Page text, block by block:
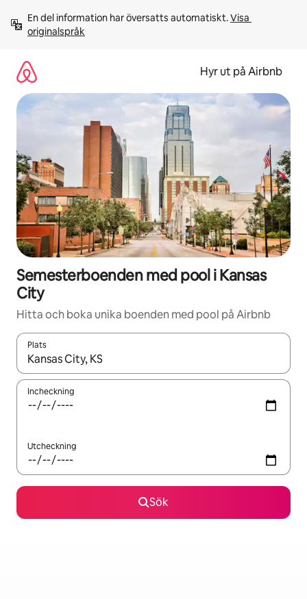
innehåll
En del information har översatts automatiskt. Visa
originalspråk
Hyr ut på Airbnb
Semesterboenden med pool i Kansas
City
Hitta och boka unika boenden med pool på Airbnb
Plats
När resultaten är tillgängliga kan du navigera med upp- och
Incheckning
Utcheckning
Sök